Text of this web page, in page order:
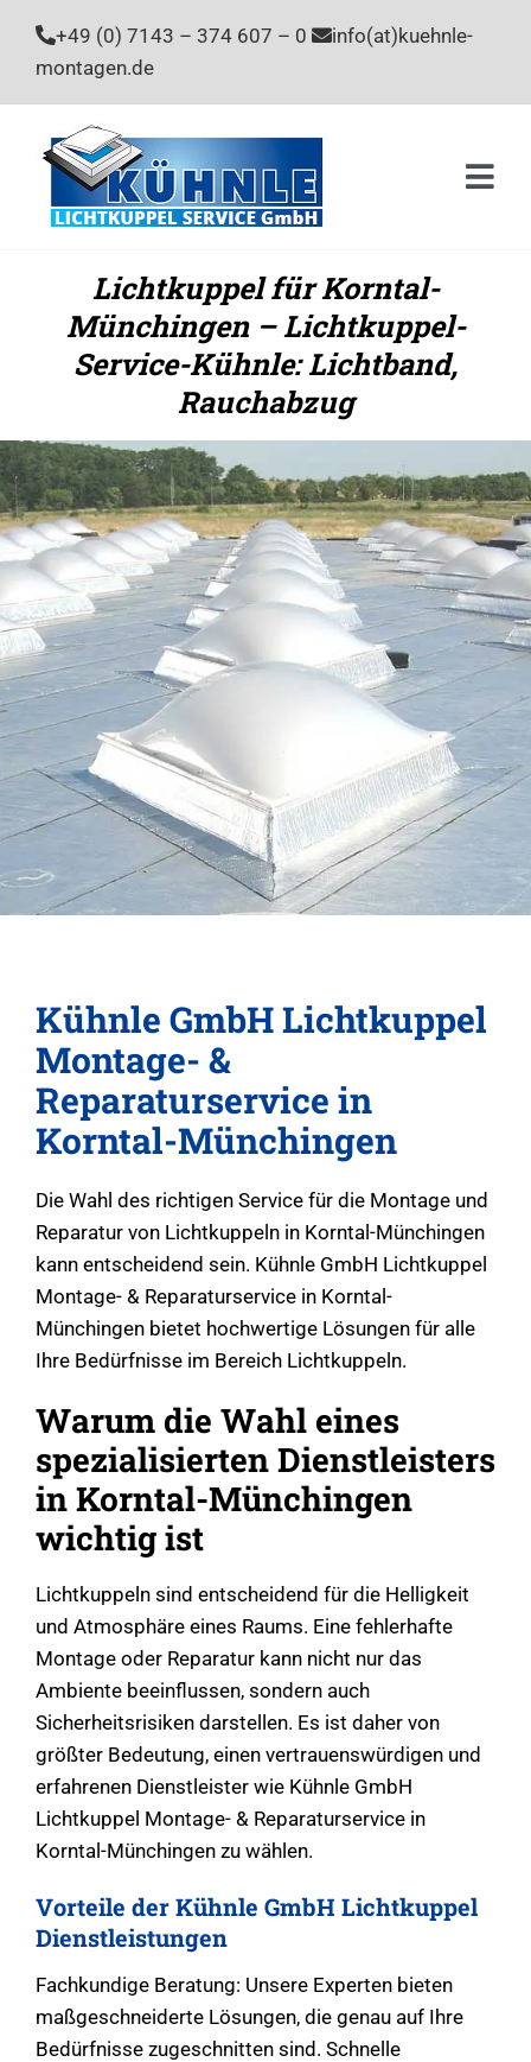
Inhalt
springen
+49 (0) 7143 – 374 607 – 0
info(at)kuehnle-
montagen.de
Lichtkuppel für Korntal-
Münchingen – Lichtkuppel-
Service-Kühnle: Lichtband,
Rauchabzug
Kühnle GmbH Lichtkuppel
Montage- &
Reparaturservice in
Korntal-Münchingen
Die Wahl des richtigen Service für die Montage und
Reparatur von Lichtkuppeln in Korntal-Münchingen
kann entscheidend sein. Kühnle GmbH Lichtkuppel
Montage- & Reparaturservice in Korntal-
Münchingen bietet hochwertige Lösungen für alle
Ihre Bedürfnisse im Bereich Lichtkuppeln.
Warum die Wahl eines
spezialisierten Dienstleisters
in Korntal-Münchingen
wichtig ist
Lichtkuppeln sind entscheidend für die Helligkeit
und Atmosphäre eines Raums. Eine fehlerhafte
Montage oder Reparatur kann nicht nur das
Ambiente beeinflussen, sondern auch
Sicherheitsrisiken darstellen. Es ist daher von
größter Bedeutung, einen vertrauenswürdigen und
erfahrenen Dienstleister wie Kühnle GmbH
Lichtkuppel Montage- & Reparaturservice in
Korntal-Münchingen zu wählen.
Vorteile der Kühnle GmbH Lichtkuppel
Dienstleistungen
Fachkundige Beratung: Unsere Experten bieten
maßgeschneiderte Lösungen, die genau auf Ihre
Bedürfnisse zugeschnitten sind. Schnelle